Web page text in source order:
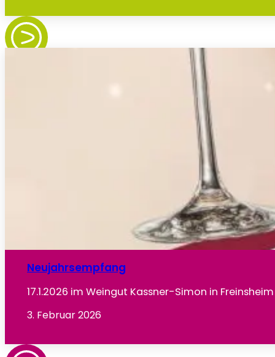
Neujahrsempfang
17.1.2026 im Weingut Kassner-Simon in Freinsheim
3. Februar 2026